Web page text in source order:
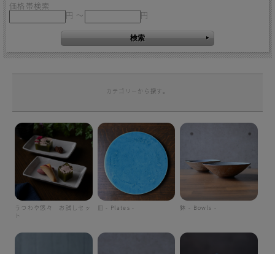
価格帯検索
円 ～
円
カテゴリーから探す。
うつわや悠々 お試しセッ
ト
皿 - Plates - 鉢 - Bowls -